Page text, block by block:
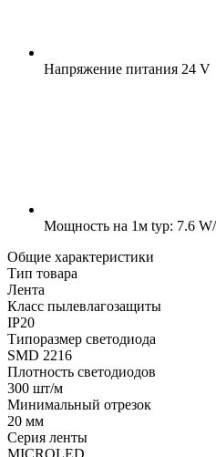
Напряжение питания 24 V
Мощность на 1м typ: 7.6
Общие характеристики
Тип товара
Лента
Класс пылевлагозащиты
IP20
Типоразмер светодиода
SMD 2216
Плотность светодиодов
300 шт/м
Минимальный отрезок
20 мм
Серия ленты
MICROLED